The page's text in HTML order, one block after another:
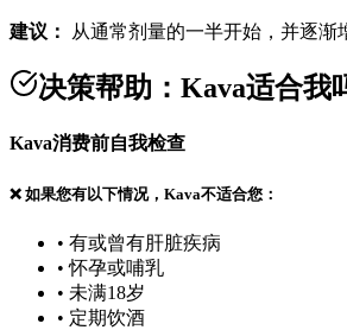
建议： 从通常剂量的一半开始，并逐渐
决策帮助：Kava适合我
Kava消费前自我检查
❌ 如果您有以下情况，Kava不适合您：
• 有或曾有肝脏疾病
•怀孕或哺乳
• 未满18岁
• 定期饮酒